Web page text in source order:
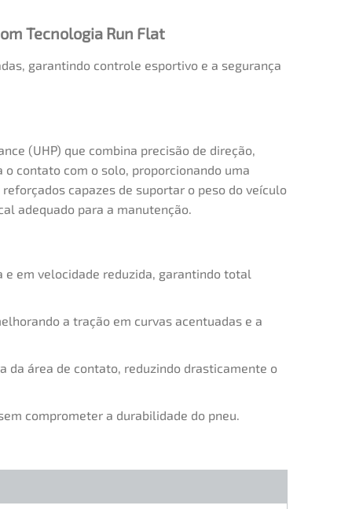
Tecnologia Run Flat
garantindo controle esportivo e a segurança
(UHP) que combina precisão de direção,
contato com o solo, proporcionando uma
capazes de suportar o peso do veículo
adequado para a manutenção.
em velocidade reduzida, garantindo total
a tração em curvas acentuadas e a
da área de contato, reduzindo drasticamente o
comprometer a durabilidade do pneu.